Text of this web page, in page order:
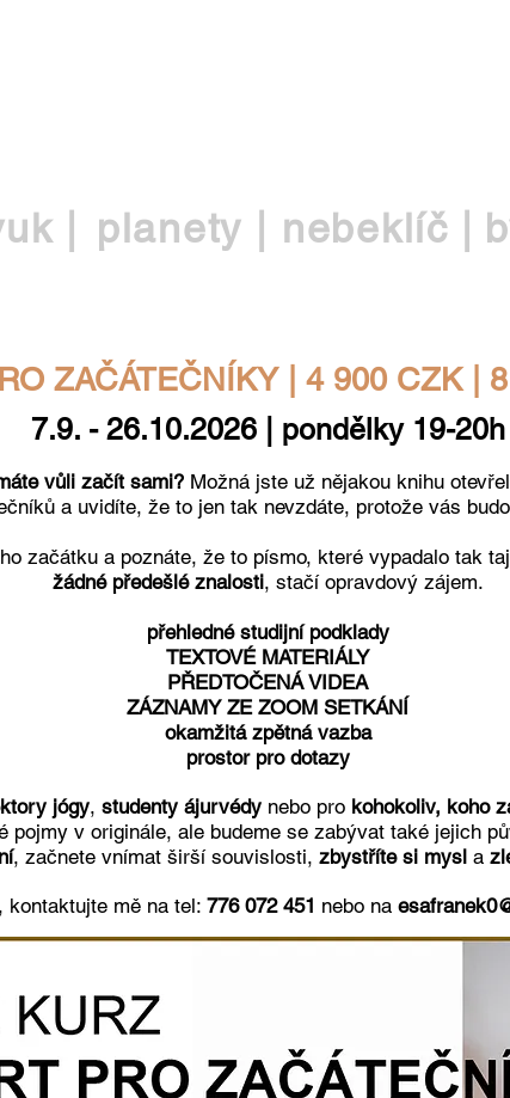
| planety | nebeklíč |
7.9. - 26.10.2026 | pondělky 19-20h
vůli začít sami? Možná jste už nějakou knihu
a uvidíte, že to jen tak nevzdáte, protože vás
začátku a poznáte, že to písmo, které vypadalo tak
žádné předešlé znalosti, stačí opravdový zájem.
přehledné studijní podklady
TEXTOVÉ MATERIÁLY
PŘEDTOČENÁ VIDEA
ZÁZNAMY ZE ZOOM SETKÁNÍ
okamžitá zpětná vazba
prostor pro dotazy
jógy, studenty ájurvédy nebo pro kohokoliv, koho
v originále, ale budeme se zabývat také jejich
, začnete vnímat širší souvislosti, zbystříte si mysl a
kontaktujte mě na tel: 776 072 451 nebo na
ZAČÁTEČNÍKY | 4 900 CZK |